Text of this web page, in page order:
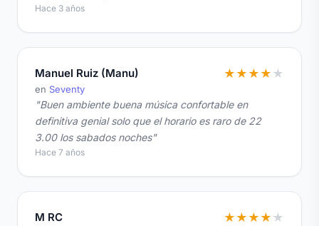
Hace 3 años
Manuel Ruiz (Manu)
en Seventy
★ ★ ★ ★ ★
"Buen ambiente buena música confortable en
definitiva genial solo que el horario es raro de 22
3.00 los sabados noches"
Hace 7 años
M RC ★ ★ ★ ★ ★